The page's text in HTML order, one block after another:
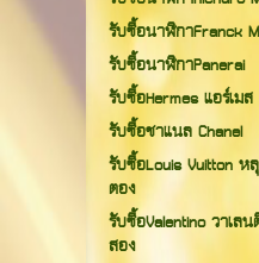
รับซื้อนาฬิกาFranck
รับซื้อนาฬิกาPanerai
รับซื้อHermes แอร์เมส
รับซื้อชาแนล Chanel
รับซื้อLouis Vuitton ห
ตอง
รับซื้อValentino วาเล
สอง